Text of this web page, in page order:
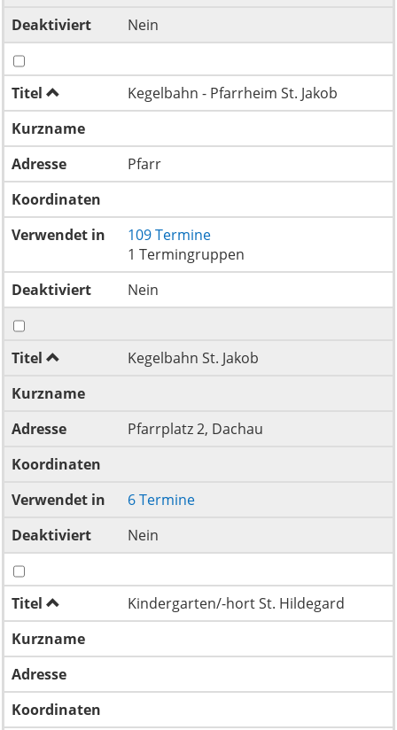
Deaktiviert
Nein
Titel
Kegelbahn - Pfarrheim St. Jakob
Kurzname
Adresse
Pfarr
Koordinaten
Verwendet in
109 Termine
1 Termingruppen
Deaktiviert
Nein
Titel
Kegelbahn St. Jakob
Kurzname
Adresse
Pfarrplatz 2, Dachau
Koordinaten
Verwendet in
6 Termine
Deaktiviert
Nein
Titel
Kindergarten/-hort St. Hildegard
Kurzname
Adresse
Koordinaten